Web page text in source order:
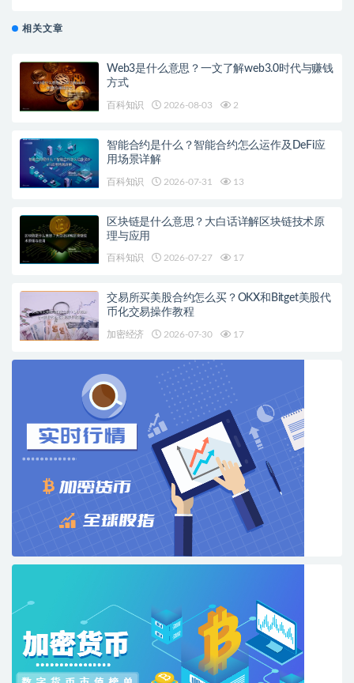
相关文章
Web3是什么意思？一文了解web3.0时代与赚钱
方式
百科知识 2026-08-03 2
智能合约是什么？智能合约怎么运作及DeFi应
用场景详解
百科知识 2026-07-31 13
区块链是什么意思？大白话详解区块链技术原
理与应用
百科知识 2026-07-27 17
交易所买美股合约怎么买？OKX和Bitget美股代
币化交易操作教程
加密经济 2026-07-30 17